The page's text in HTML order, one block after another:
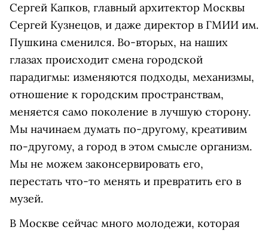
Сергей Капков, главный архитектор Москвы
Сергей Кузнецов, и даже директор в ГМИИ им.
Пушкина сменился. Во-вторых, на наших
глазах происходит смена городской
парадигмы: изменяются подходы, механизмы,
отношение к городским пространствам,
меняется само поколение в лучшую сторону.
Мы начинаем думать по-другому, креативим
по-другому, а город в этом смысле организм.
Мы не можем законсервировать его,
перестать что-то менять и превратить его в
музей.
В Москве сейчас много молодежи, которая